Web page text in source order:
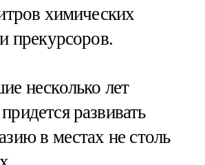
химических
прекурсоров.
несколько лет
развивать
в местах не столь